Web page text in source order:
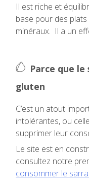
Il est riche et
base pour des
minéraux. Il a un
Parce que
gluten
C’est un atout
intolérantes, ou
supprimer leur
Le site est en
consultez notre
consommer le